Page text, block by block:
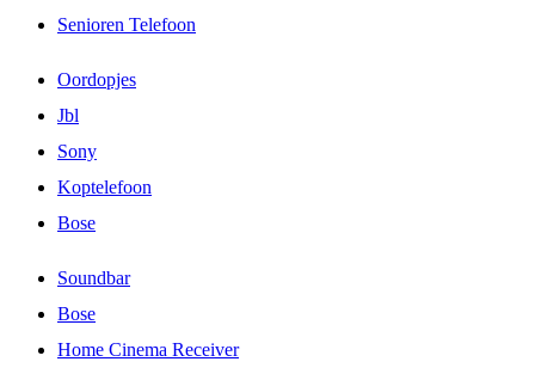
Senioren Telefoon
Oordopjes
Jbl
Sony
Koptelefoon
Bose
Soundbar
Bose
Home Cinema Receiver